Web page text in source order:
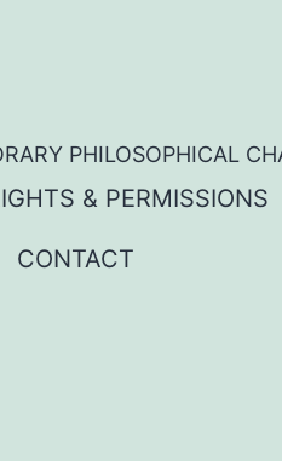
PHILOSOPHICAL
& PERMISSIONS
CONTACT